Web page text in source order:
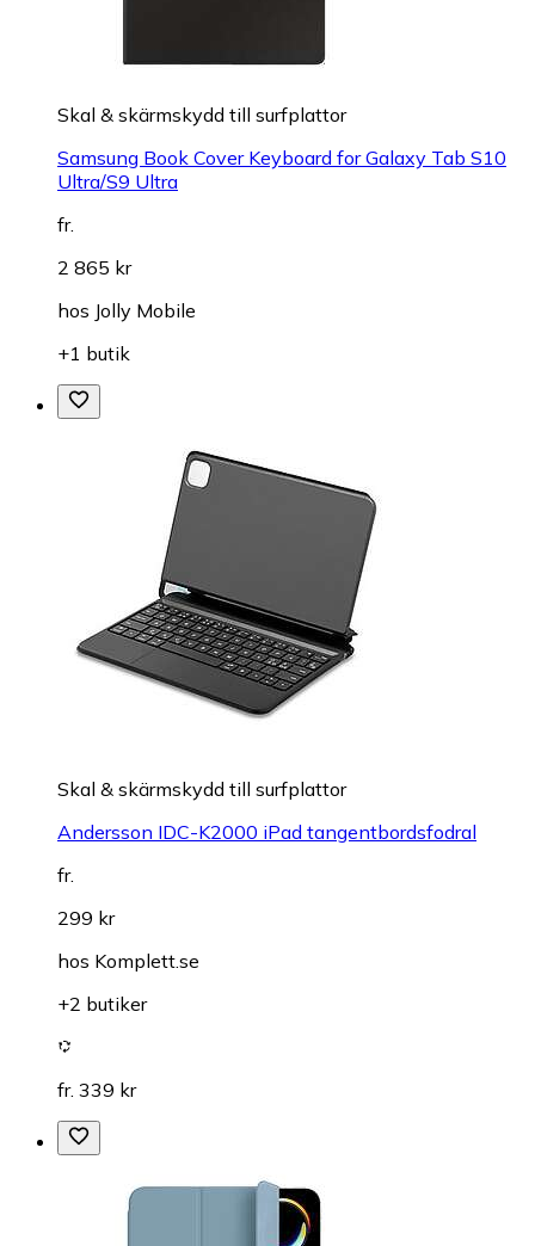
Skal & skärmskydd till surfplattor
Samsung Book Cover Keyboard for Galaxy Tab S10
Ultra/S9 Ultra
fr.
2 865 kr
hos Jolly Mobile
+1 butik
Skal & skärmskydd till surfplattor
Andersson IDC-K2000 iPad tangentbordsfodral
fr.
299 kr
hos Komplett.se
+2 butiker
fr. 339 kr